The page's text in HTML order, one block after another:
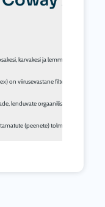
karvakesi ja lemmikloomade
on viirusevastane filter, kasutades
lenduvate orgaaniliste ühendite ja
(peenete) tolmuosakeste,